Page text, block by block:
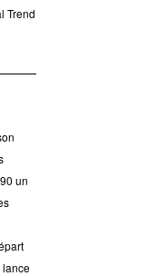
Trend
un
lance